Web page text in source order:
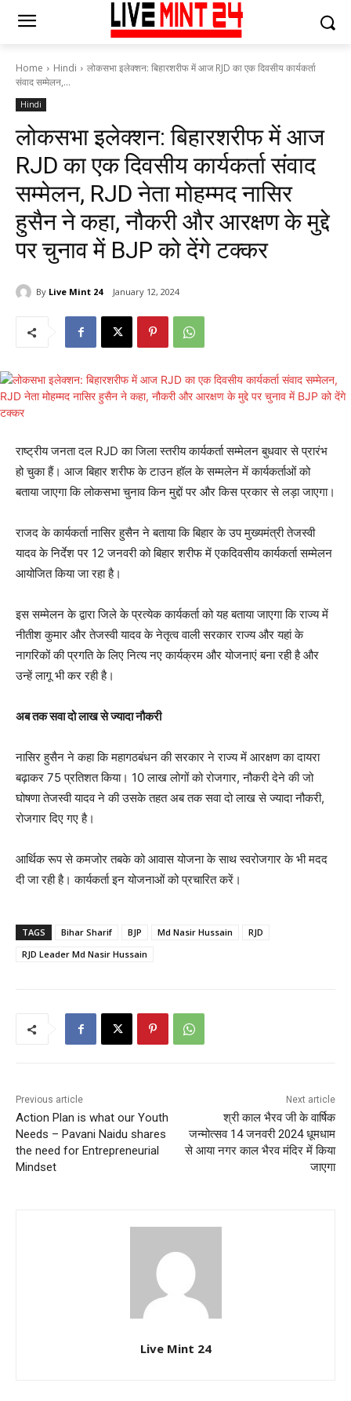
Home Hindi
लोकसभा इलेक्शन: बिहारशरीफ में आज RJD का एक दिवसीय कार्यकर्ता
संवाद सम्मेलन,...
Hindi
लोकसभा इलेक्शन: बिहारशरीफ में आज
RJD का एक दिवसीय कार्यकर्ता संवाद
सम्मेलन, RJD नेता मोहम्मद नासिर
हुसैन ने कहा, नौकरी और आरक्षण के मुद्दे
पर चुनाव में BJP को देंगे टक्कर
By Live Mint 24 January 12, 2024
राष्ट्रीय जनता दल RJD का जिला स्तरीय कार्यकर्ता सम्मेलन बुधवार से प्रारंभ
हो चुका हैं। आज बिहार शरीफ के टाउन हॉल के सम्मलेन में कार्यकर्ताओं को
बताया जाएगा कि लोकसभा चुनाव किन मुद्दों पर और किस प्रकार से लड़ा जाएगा।
राजद के कार्यकर्ता नासिर हुसैन ने बताया कि बिहार के उप मुख्यमंत्री तेजस्वी
यादव के निर्देश पर 12 जनवरी को बिहार शरीफ में एकदिवसीय कार्यकर्ता सम्मेलन
आयोजित किया जा रहा है।
इस सम्मेलन के द्वारा जिले के प्रत्येक कार्यकर्ता को यह बताया जाएगा कि राज्य में
नीतीश कुमार और तेजस्वी यादव के नेतृत्व वाली सरकार राज्य और यहां के
नागरिकों की प्रगति के लिए नित्य नए कार्यक्रम और योजनाएं बना रही है और
उन्हें लागू भी कर रही है।
अब तक सवा दो लाख से ज्यादा नौकरी
नासिर हुसैन ने कहा कि महागठबंधन की सरकार ने राज्य में आरक्षण का दायरा
बढ़ाकर 75 प्रतिशत किया। 10 लाख लोगों को रोजगार, नौकरी देने की जो
घोषणा तेजस्वी यादव ने की उसके तहत अब तक सवा दो लाख से ज्यादा नौकरी,
रोजगार दिए गए है।
आर्थिक रूप से कमजोर तबके को आवास योजना के साथ स्वरोजगार के भी मदद
दी जा रही है। कार्यकर्ता इन योजनाओं को प्रचारित करें।
TAGS Bihar Sharif BJP Md Nasir Hussain
RJD
RJD Leader Md Nasir Hussain
Previous article
Action Plan is what our Youth
Needs – Pavani Naidu shares
the need for Entrepreneurial
Mindset
Next article
श्री काल भैरव जी के वार्षिक
जन्मोत्सव 14 जनवरी 2024 धूमधाम
से आया नगर काल भैरव मंदिर में किया
जाएगा
Live Mint 24